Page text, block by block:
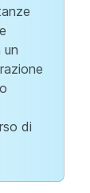
di